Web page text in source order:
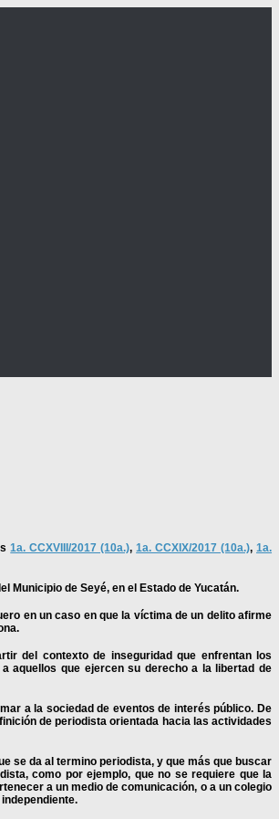
1a. CCXVIII/2017 (10a.),1a. CCXIX/2017 (10a.),1a.
Municipio de Seyé, en el Estado de Yucatán.
en un caso en que la víctima de un delito afirme
del contexto de inseguridad que enfrentan los
aquellos que ejercen su derecho a la libertad de
a la sociedad de eventos de interés público. De
de periodista orientada hacia las actividades
se da al termino periodista, y que más que buscar
como por ejemplo, que no se requiere que la
a un medio de comunicación, o a un colegio